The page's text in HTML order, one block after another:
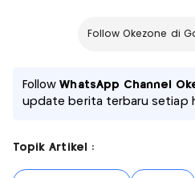
Follow Okezone di
FollowWhatsApp Channel
update berita terbaru setiap
Topik Artikel :